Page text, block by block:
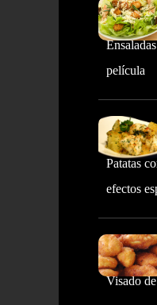
película
Patatas
efectos
Visado